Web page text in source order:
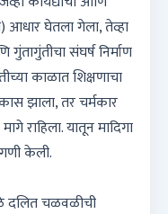
आधार घेतला गेला, तेव्हा
संघर्ष निर्माण
काळात शिक्षणाचा
झाला, तर चर्मकार
राहिला. यातून मादिगा
केली.
दलित चळवळीची